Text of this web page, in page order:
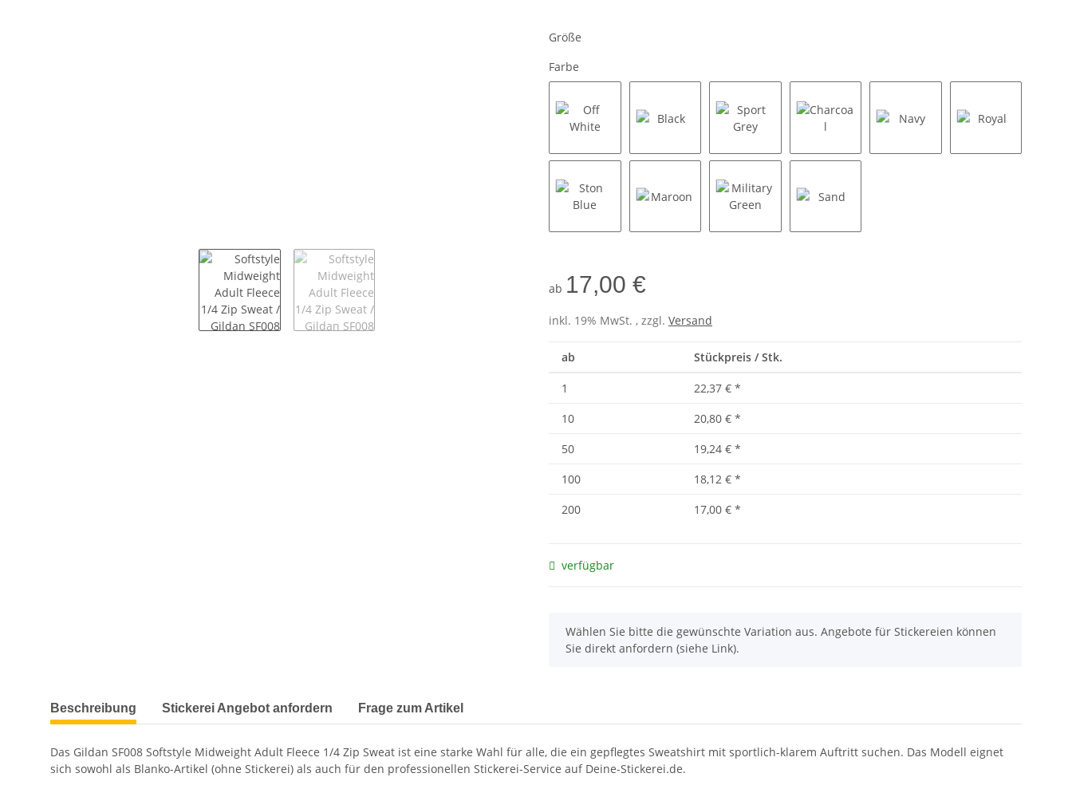
Größe
Farbe
Off White Black Sport Grey Charcoal
ab 17,00 €
inkl. 19% MwSt. , zzgl. Versand
ab Stückpreis / Stk.
1 22,37 € *
10
20,80 € *
50
19,24 € *
100
18,12 € *
200
17,00 € *
verfügbar
x
Wählen Sie bitte die gewünschte Variation aus. Angebote für Stickereien können
Sie direkt anfordern (siehe Link).
weitere Registerkarten anzeigen
Beschreibung Stickerei Angebot anfordern Frage zum Artikel
Das Gildan SF008 Softstyle Midweight Adult Fleece 1/4 Zip Sweat ist eine starke Wahl für alle, die ein gepflegtes Sweatshirt mit sportlich-klarem Auftritt suchen. Das Modell eignet
sich sowohl als Blanko-Artikel (ohne Stickerei) als auch für den professionellen Stickerei-Service auf Deine-Stickerei.de.